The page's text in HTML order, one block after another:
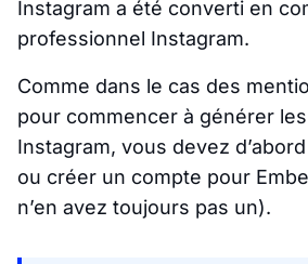
Instagram a été converti en
professionnel Instagram.
Comme dans le cas des
pour commencer à générer
Instagram, vous devez
ou créer un compte pour
n’en avez toujours pas un).